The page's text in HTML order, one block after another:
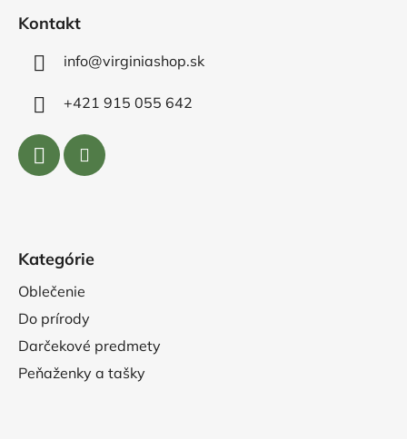
Kontakt
info@virginiashop.sk
+421 915 055 642
Kategórie
Oblečenie
Do prírody
Darčekové predmety
Peňaženky a tašky